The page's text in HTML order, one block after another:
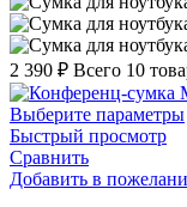
2 390 ₽ Всего 10
Выберите параметры
Быстрый просмотр
Сравнить
Добавить в